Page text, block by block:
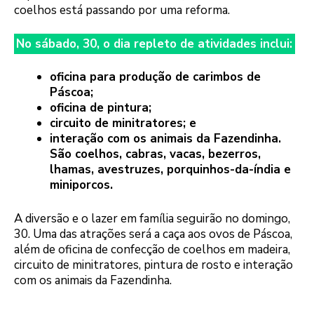
coelhos está passando por uma reforma.
No sábado, 30, o dia repleto de atividades inclui:
oficina para produção de carimbos de
Páscoa;
oficina de pintura;
circuito de minitratores; e
interação com os animais da Fazendinha.
São coelhos, cabras, vacas, bezerros,
lhamas, avestruzes, porquinhos-da-índia e
miniporcos.
A diversão e o lazer em família seguirão no domingo,
30. Uma das atrações será a caça aos ovos de Páscoa,
além de oficina de confecção de coelhos em madeira,
circuito de minitratores, pintura de rosto e interação
com os animais da Fazendinha.